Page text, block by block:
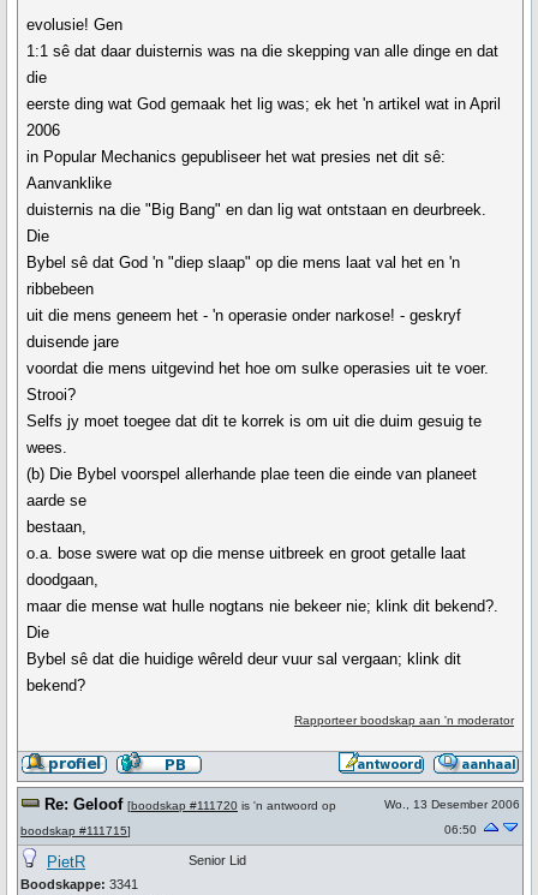
evolusie! Gen
1:1 sê dat daar duisternis was na die skepping van alle dinge en dat
die
eerste ding wat God gemaak het lig was; ek het 'n artikel wat in April
2006
in Popular Mechanics gepubliseer het wat presies net dit sê:
Aanvanklike
duisternis na die "Big Bang" en dan lig wat ontstaan en deurbreek.
Die
Bybel sê dat God 'n "diep slaap" op die mens laat val het en 'n
ribbebeen
uit die mens geneem het - 'n operasie onder narkose! - geskryf
duisende jare
voordat die mens uitgevind het hoe om sulke operasies uit te voer.
Strooi?
Selfs jy moet toegee dat dit te korrek is om uit die duim gesuig te
wees.
(b) Die Bybel voorspel allerhande plae teen die einde van planeet
aarde se
bestaan,
o.a. bose swere wat op die mense uitbreek en groot getalle laat
doodgaan,
maar die mense wat hulle nogtans nie bekeer nie; klink dit bekend?.
Die
Bybel sê dat die huidige wêreld deur vuur sal vergaan; klink dit
bekend?
Rapporteer boodskap aan 'n moderator
Re: Geloof [boodskap #111720 is 'n antwoord op
boodskap #111715]
Wo., 13 Desember 2006
06:50
PietR
Boodskappe: 3341
Senior Lid